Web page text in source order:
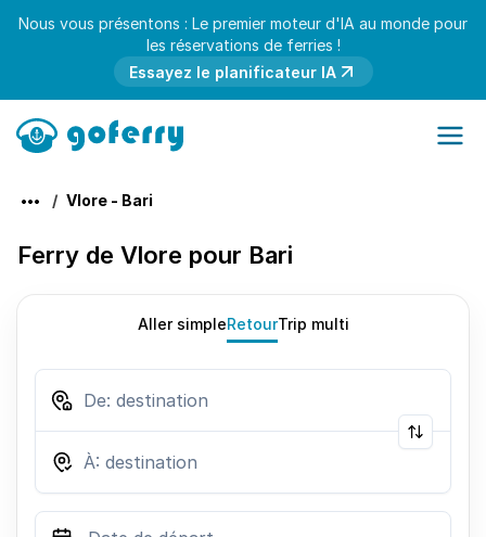
Nous vous présentons : Le premier moteur d'IA au monde pour
les réservations de ferries !
Essayez le planificateur IA
Vlore - Bari
Ferry de Vlore pour Bari
Aller simpleRetourTrip multi